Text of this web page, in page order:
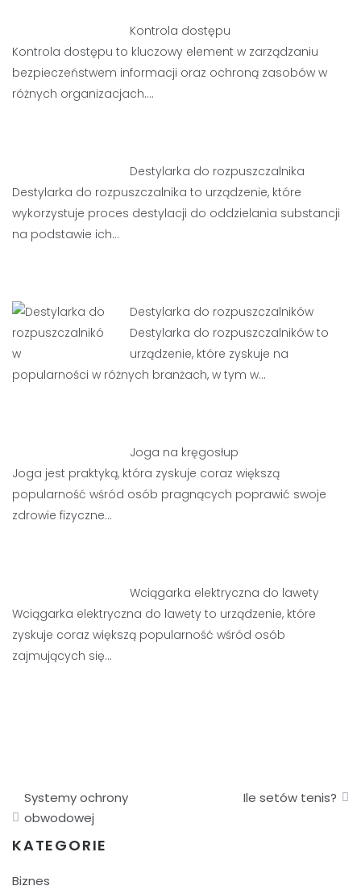
Kontrola dostępu
Kontrola dostępu to kluczowy element w zarządzaniu
bezpieczeństwem informacji oraz ochroną zasobów w
różnych organizacjach.…
Destylarka do rozpuszczalnika
Destylarka do rozpuszczalnika to urządzenie, które
wykorzystuje proces destylacji do oddzielania substancji
na podstawie ich…
Destylarka do rozpuszczalników
Destylarka do rozpuszczalników to
urządzenie, które zyskuje na
popularności w różnych branżach, w tym w…
Joga na kręgosłup
Joga jest praktyką, która zyskuje coraz większą
popularność wśród osób pragnących poprawić swoje
zdrowie fizyczne…
Wciągarka elektryczna do lawety
Wciągarka elektryczna do lawety to urządzenie, które
zyskuje coraz większą popularność wśród osób
zajmujących się…
Nawigacja
wpisu
Systemy ochrony
obwodowej
Ile setów tenis?
KATEGORIE
Biznes